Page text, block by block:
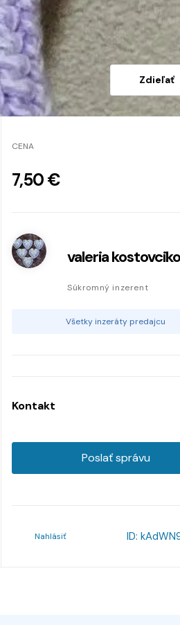
Zdieľať
CENA
7,50 €
valeria
Súkromný inzerent
Všetky inzeráty predajcu
Kontakt
Poslať správu
Nahlásiť ID: